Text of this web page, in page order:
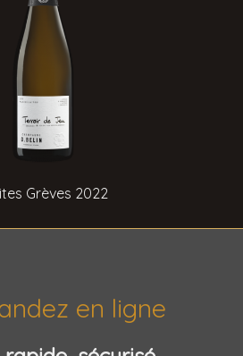
Grèves 2022
en ligne